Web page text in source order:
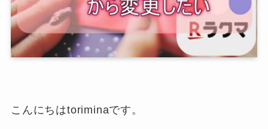
こんにちはtoriminaです。